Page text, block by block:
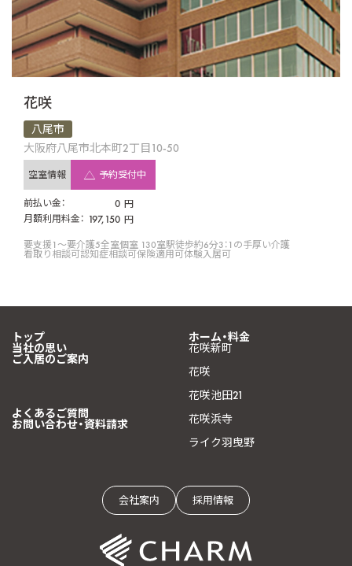
花咲
八尾市
大阪府八尾市北本町2丁目10-50
空室情報 予約受付中
前払い金： 0 円
月額利用料金： 197,150 円
要支援1〜要介護5全室個室 130室駅徒歩約6分3：1の手厚い介護
看取り相談可認知症相談可保険適用可体験入居可
トップ
当社の思い
ご入居のご案内
ホーム・料金
花咲新町
花咲
花咲池田21
花咲浜寺
ライク羽曳野
よくあるご質問
お問い合わせ・資料請求
会社案内 採用情報